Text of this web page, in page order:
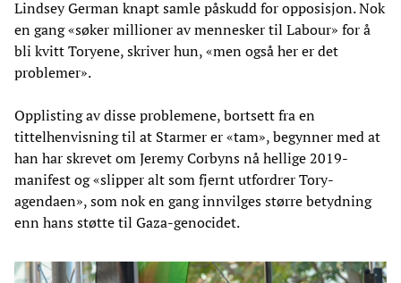
Lindsey German knapt samle påskudd for opposisjon. Nok
en gang «søker millioner av mennesker til Labour» for å
bli kvitt Toryene, skriver hun, «men også her er det
problemer».
Opplisting av disse problemene, bortsett fra en
tittelhenvisning til at Starmer er «tam», begynner med at
han har skrevet om Jeremy Corbyns nå hellige 2019-
manifest og «slipper alt som fjernt utfordrer Tory-
agendaen», som nok en gang innvilges større betydning
enn hans støtte til Gaza-genocidet.